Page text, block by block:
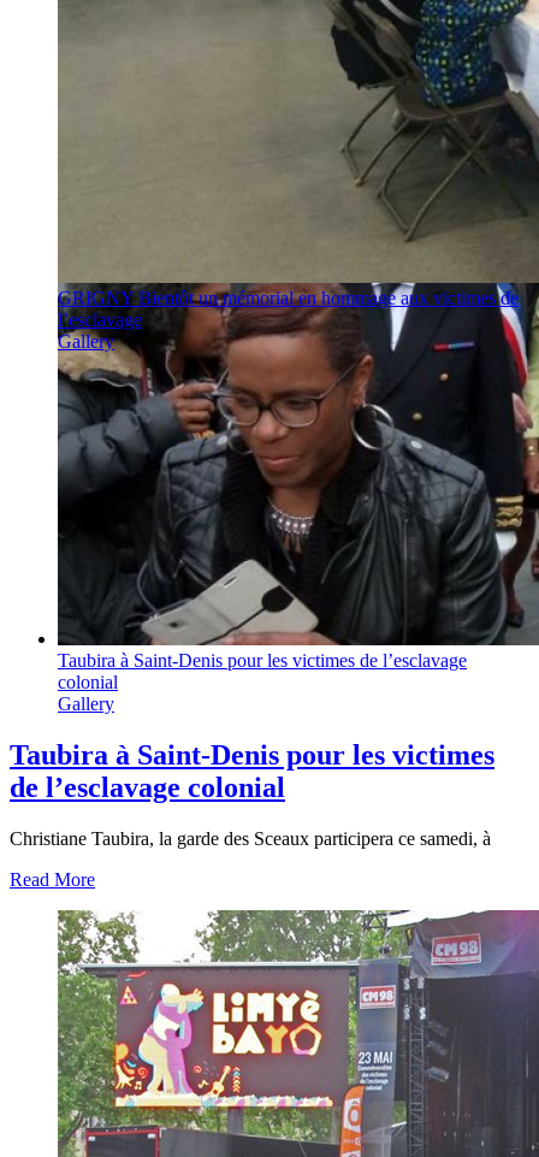
GRIGNY Bientôt un mémorial en hommage aux victimes de
l’esclavage
Gallery
Taubira à Saint-Denis pour les victimes de l’esclavage
colonial
Gallery
Taubira à Saint-Denis pour les victimes
de l’esclavage colonial
Christiane Taubira, la garde des Sceaux participera ce samedi, à
Read More